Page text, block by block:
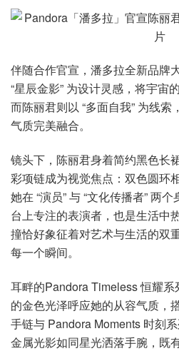
伴随合作官宣，潘多拉全新品牌
“星辰金影” 为设计灵感，将宇宙
而陈丽君则以 “多面自我” 为线
气质完美融合。
镜头下，陈丽君身着简约黑色长
彩项链成为视觉焦点：双色圆环
她在 “演员” 与 “文化传播者” 两
台上专注的表演者，也是生活中
撞恰好象征着对艺术与生活的双
每一个瞬间。
耳畔的Pandora Timeless 恒耀
的金色光泽呼应她的从容气质，
手链与 Pandora Moments 时刻
金属光影如同星光洒落手腕，既